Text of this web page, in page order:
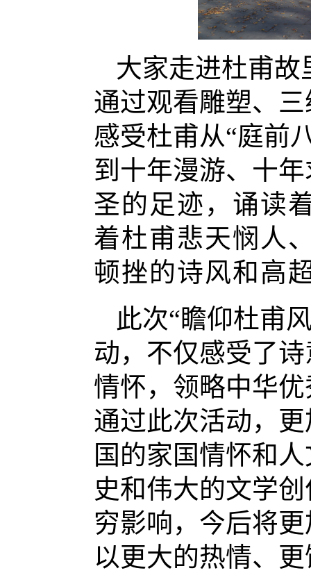
大家走进杜甫
通过观看雕塑、
感受杜甫从“庭前
到十年漫游、十
圣的足迹，诵读
着杜甫悲天悯人
顿挫的诗风和高
此次“瞻仰杜甫
动， 不仅感受了
情怀，领略中华
通过此次活动，更
国的家国情怀和
史和伟大的文学
穷影响，今后将
以更大的热情、